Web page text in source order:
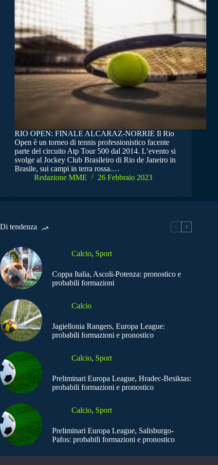
RIO OPEN: FINALE ALCARAZ-NORRIE Il Rio
Open è un torneo di tennis professionistico facente
parte del circuito Atp Tour 500 dal 2014. L’evento si
svolge al Jockey Club Brasileiro di Rio de Janeiro in
Brasile, sui campi in terra rossa.…
Redazione MME
26 Febbraio 2023
Di tendenza
Calcio, Sport
Coppa Italia, Ascoli-Potenza: pronostico e
probabili formazioni
Calcio
Jagiellonia Rangers, Europa League:
probabili formazioni e pronostico
Calcio, Sport
Preliminari Europa League, Hradec-Besiktas:
probabili formazioni e pronostico
Calcio, Sport
Preliminari Europa League, Salisburgo-
Pafos: probabili formazioni e pronostico